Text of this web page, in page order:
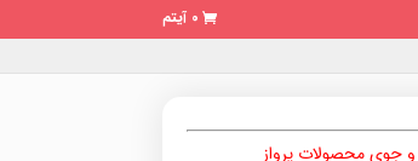
0 آیتم
محصولات پرواز